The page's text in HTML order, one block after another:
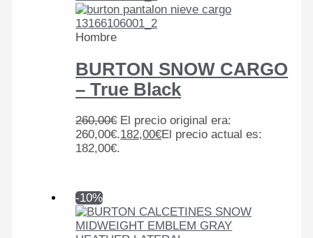
Hombre
BURTON SNOW CARGO
– True Black
260,00€ El precio original era:
260,00€.182,00€El precio actual es:
182,00€.
-10%